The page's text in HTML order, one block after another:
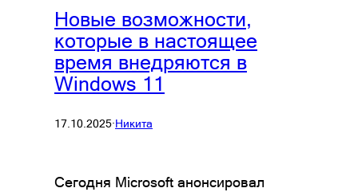
Новые возможности,
которые в настоящее
время внедряются в
Windows 11
17.10.2025·Никита
Сегодня Microsoft анонсировал